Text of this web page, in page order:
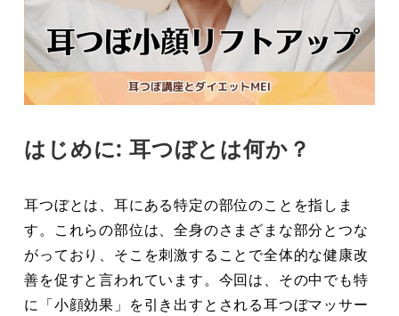
はじめに: 耳つぼとは何か？
耳つぼとは、耳にある特定の部位のことを指しま
す。これらの部位は、全身のさまざまな部分とつな
がっており、そこを刺激することで全体的な健康改
善を促すと言われています。今回は、その中でも特
に「小顔効果」を引き出すとされる耳つぼマッサー